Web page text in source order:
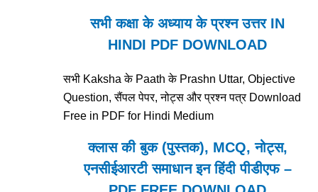
सभी कक्षा के अध्याय के प्रश्न उत्तर IN
HINDI PDF DOWNLOAD
सभी Kaksha के Paath के Prashn Uttar, Objective
Question, सैंपल पेपर, नोट्स और प्रश्न पत्र Download
Free in PDF for Hindi Medium
क्लास की बुक (पुस्तक), MCQ, नोट्स,
एनसीईआरटी समाधान इन हिंदी पीडीएफ –